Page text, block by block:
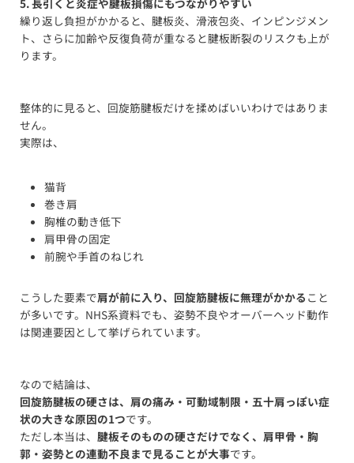
5. 長引くと炎症や腱板損傷にもつながりやすい
繰り返し負担がかかると、腱板炎、滑液包炎、インピンジメン
ト、さらに加齢や反復負荷が重なると腱板断裂のリスクも上が
ります。
整体的に見ると、回旋筋腱板だけを揉めばいいわけではありま
せん。
実際は、
猫背
巻き肩
胸椎の動き低下
肩甲骨の固定
前腕や手首のねじれ
こうした要素で肩が前に入り、回旋筋腱板に無理がかかる こと
が多いです。NHS系資料でも、姿勢不良やオーバーヘッド動作
は関連要因として挙げられています。
なので結論は、
回旋筋腱板の硬さは、肩の痛み・可動域制限・五十肩っぽい症
状の大きな原因の1つです。
ただし本当は、 腱板そのものの硬さだけでなく、肩甲骨・胸
郭・姿勢との連動不良まで見ることが大事です。